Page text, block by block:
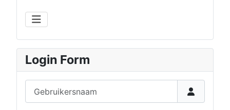
Login Form